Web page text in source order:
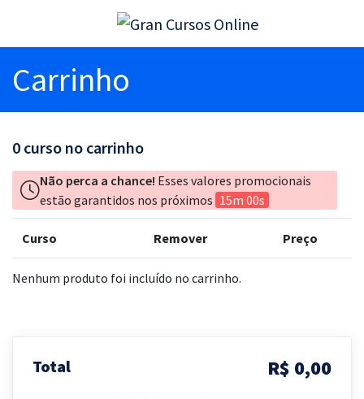
Carrinho
0 curso no carrinho
Não perca a chance! Esses valores promocionais
estão garantidos nos próximos 15m 00s
Curso Remover Preço
Nenhum produto foi incluído no carrinho.
Total R$ 0,00